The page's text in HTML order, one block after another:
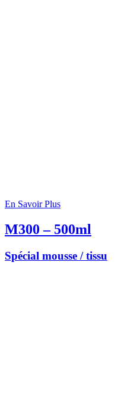
En Savoir Plus
M300 – 500ml
Spécial mousse / tissu